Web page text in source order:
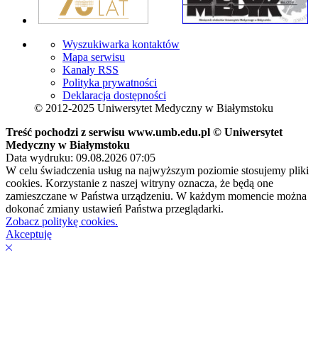
Wyszukiwarka kontaktów
Mapa serwisu
Kanały RSS
Polityka prywatności
Deklaracja dostępności
© 2012-2025 Uniwersytet Medyczny w Białymstoku
Treść pochodzi z serwisu www.umb.edu.pl © Uniwersytet
Medyczny w Białymstoku
Data wydruku: 09.08.2026 07:05
W celu świadczenia usług na najwyższym poziomie stosujemy pliki
cookies. Korzystanie z naszej witryny oznacza, że będą one
zamieszczane w Państwa urządzeniu. W każdym momencie można
dokonać zmiany ustawień Państwa przeglądarki.
Zobacz politykę cookies.
Akceptuję